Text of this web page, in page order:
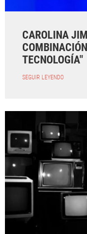
CAROLINA
TECNOLOGÍA"
SEGUIR LEYENDO